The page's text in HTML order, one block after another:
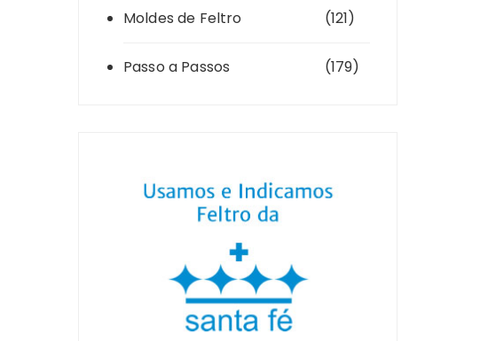
Moldes de Feltro (121)
Passo a Passos (179)